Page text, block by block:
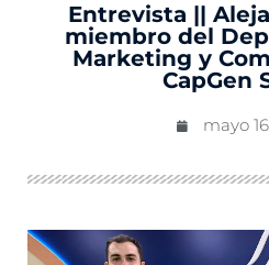
Entrevista ||
miembro del
Marketing y
CapGen
mayo